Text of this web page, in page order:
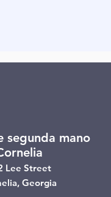
segunda mano
Lee Street
Georgia